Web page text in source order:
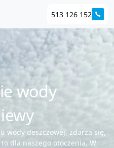
513 126 152
wody
wody deszczowej, zdarza się,
dla naszego otoczenia. W